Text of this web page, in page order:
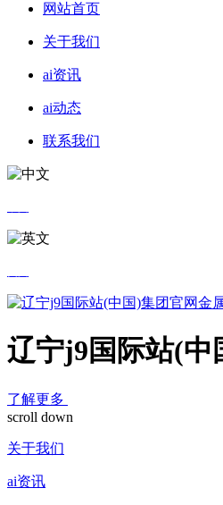
网站首页
关于我们
ai资讯
ai动态
联系我们
辽宁j9国际站(中
了解更多
scroll down
关于我们
ai资讯